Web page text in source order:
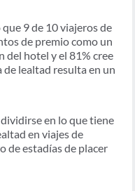
9 de 10 viajeros de
de premio como un
del hotel y el 81% cree
lealtad resulta en un
en lo que tiene
en viajes de
de estadías de placer